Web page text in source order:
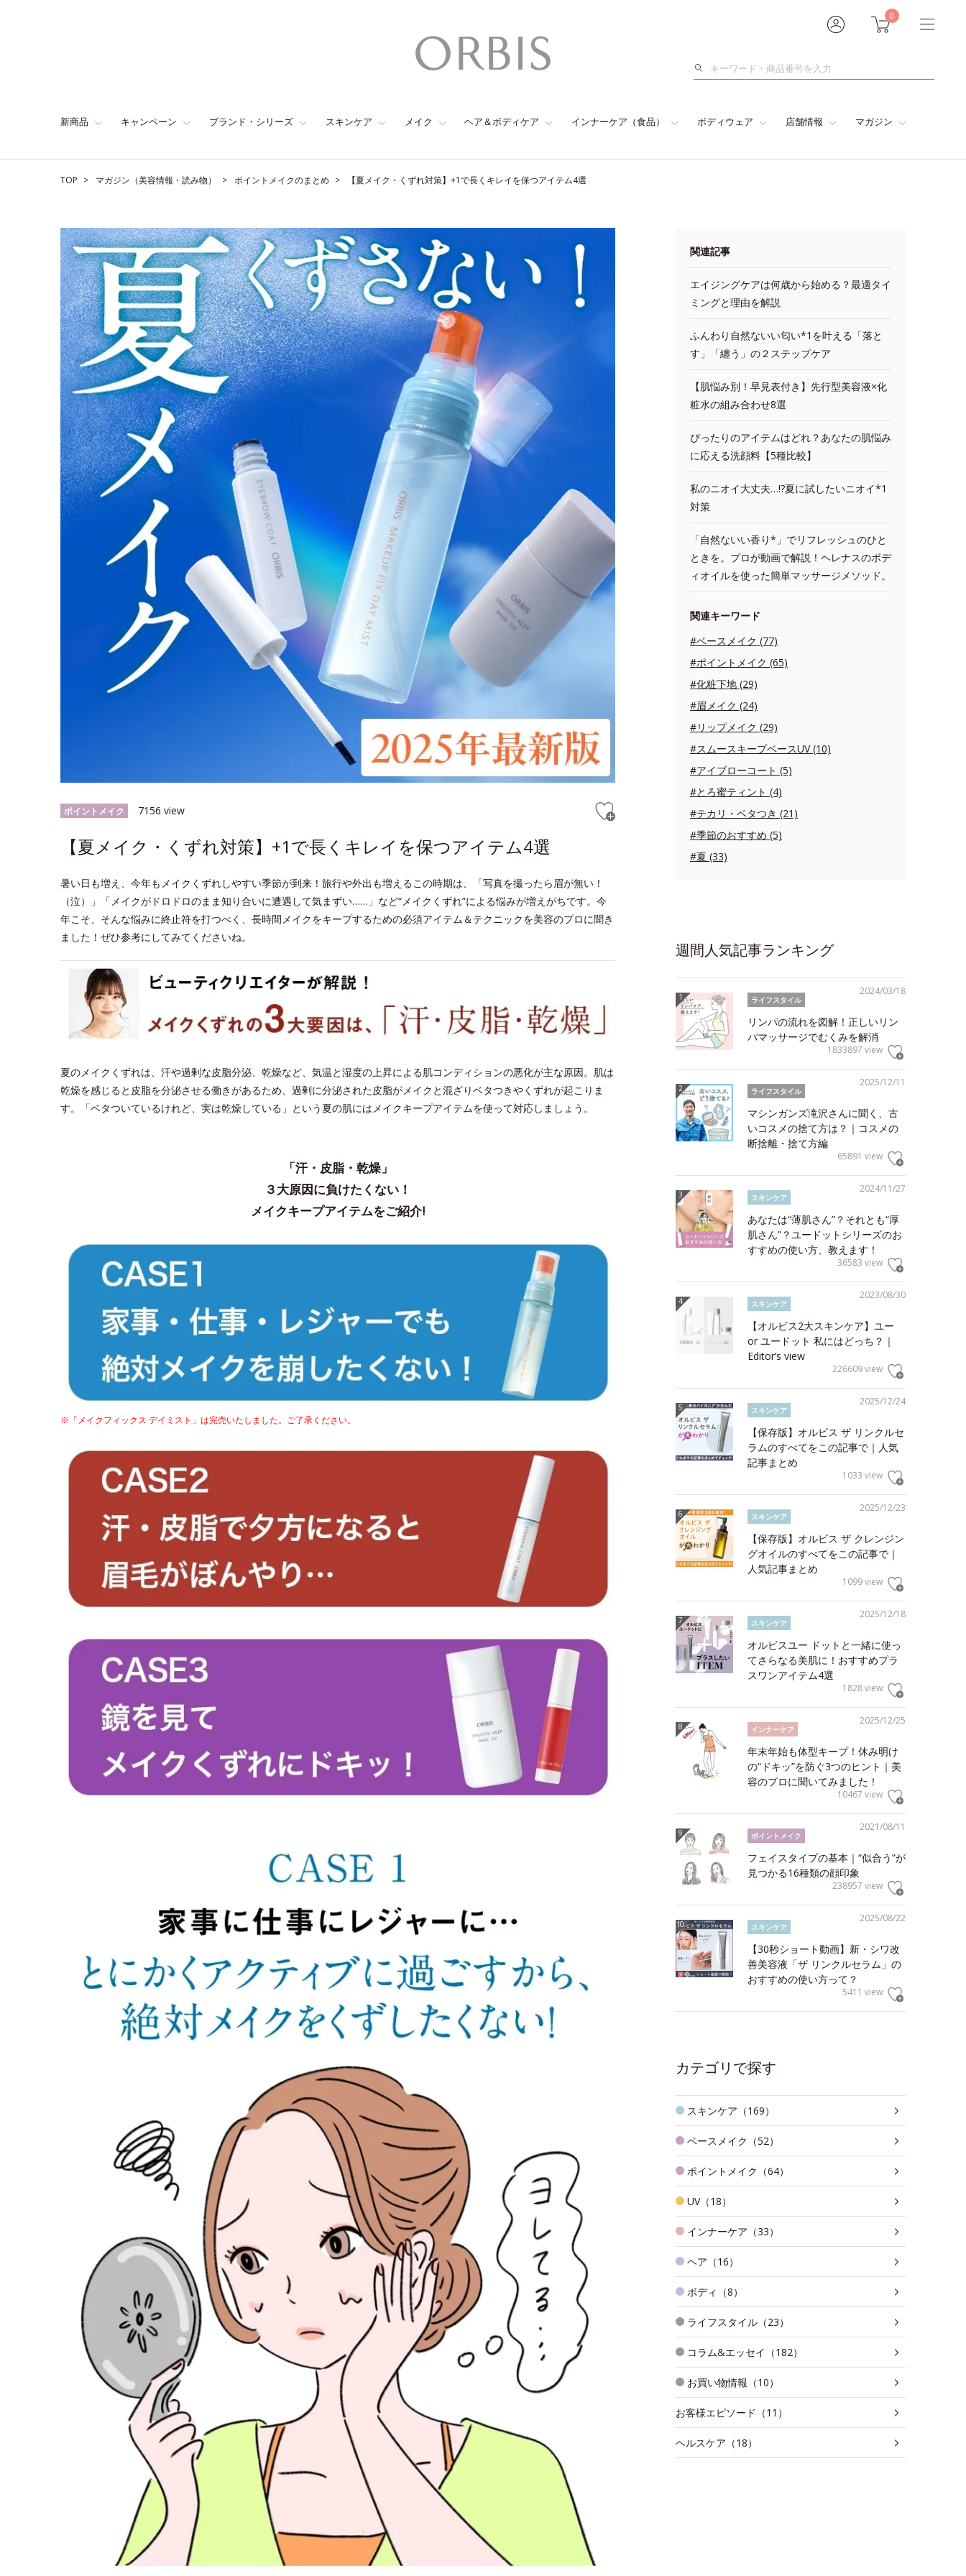
0
検
新商品 キャンペーン ブランド・シリーズ スキンケア メイク ヘア＆ボディケア インナーケア（食品） ボディウェア 店舗情報 マガジン
TOP マガジン（美容情報・読み物） ポイントメイクのまとめ 【夏メイク・くずれ対策】+1で長くキレイを保つアイテム4選
ポイントメイク 7156 view
【夏メイク・くずれ対策】+1で長くキレイを保つアイテム4選
暑い日も増え、今年もメイクくずれしやすい季節が到来！旅行や外出も増えるこの時期は、「写真を撮ったら眉が無い！
（泣）」「メイクがドロドロのまま知り合いに遭遇して気まずい……」など“メイクくずれ”による悩みが増えがちです。今
年こそ、そんな悩みに終止符を打つべく、長時間メイクをキープするための必須アイテム＆テクニックを美容のプロに聞き
ました！ぜひ参考にしてみてくださいね。
夏のメイクくずれは、汗や過剰な皮脂分泌、乾燥など、気温と湿度の上昇による肌コンディションの悪化が主な原因。肌は
乾燥を感じると皮脂を分泌させる働きがあるため、過剰に分泌された皮脂がメイクと混ざりベタつきやくずれが起こりま
す。「ベタついているけれど、実は乾燥している」という夏の肌にはメイクキープアイテムを使って対応しましょう。
「汗・皮脂・乾燥」
３大原因に負けたくない！
メイクキープアイテムをご紹介!
※「メイクフィックス デイミスト」は完売いたしました。ご了承ください。
関連記事
エイジングケアは何歳から始める？最適タイ
ミングと理由を解説
ふんわり自然ないい匂い*1を叶える「落と
す」「纏う」の２ステップケア
【肌悩み別！早見表付き】先行型美容液×化
粧水の組み合わせ8選
ぴったりのアイテムはどれ？あなたの肌悩み
に応える洗顔料【5種比較】
私のニオイ大丈夫…!?夏に試したいニオイ*1
対策
「自然ないい香り*」でリフレッシュのひと
ときを。プロが動画で解説！ヘレナスのボデ
ィオイルを使った簡単マッサージメソッド。
関連キーワード
#ベースメイク (77)
#ポイントメイク (65)
#化粧下地 (29)
#眉メイク (24)
#リップメイク (29)
#スムースキープベースUV (10)
#アイブローコート (5)
#とろ蜜ティント (4)
#テカリ・ベタつき (21)
#季節のおすすめ (5)
#夏 (33)
週間人気記事ランキング
2024/03/18
ライフスタイル
リンパの流れを図解！正しいリン
パマッサージでむくみを解消
1833897 view
2025/12/11
ライフスタイル
マシンガンズ滝沢さんに聞く、古
いコスメの捨て方は？｜コスメの
断捨離・捨て方編
65891 view
2024/11/27
スキンケア
あなたは“薄肌さん”？それとも“厚
肌さん”？ユードットシリーズのお
すすめの使い方、教えます！
36583 view
2023/08/30
スキンケア
【オルビス2大スキンケア】ユー
or ユードット 私にはどっち？｜
Editor’s view
226609 view
2025/12/24
スキンケア
【保存版】オルビス ザ リンクルセ
ラムのすべてをこの記事で｜人気
記事まとめ
1033 view
2025/12/23
スキンケア
【保存版】オルビス ザ クレンジン
グオイルのすべてをこの記事で｜
人気記事まとめ
1099 view
2025/12/18
スキンケア
オルビスユー ドットと一緒に使っ
てさらなる美肌に！おすすめプラ
スワンアイテム4選
1828 view
2025/12/25
インナーケア
年末年始も体型キープ！休み明け
の“ドキッ”を防ぐ3つのヒント｜美
容のプロに聞いてみました！
10467 view
2021/08/11
ポイントメイク
フェイスタイプの基本｜“似合う”が
見つかる16種類の顔印象
238957 view
2025/08/22
スキンケア
【30秒ショート動画】新・シワ改
善美容液「ザ リンクルセラム」の
おすすめの使い方って？
5411 view
カテゴリで探す
スキンケア（169）
ベースメイク（52）
ポイントメイク（64）
UV（18）
インナーケア（33）
ヘア（16）
ボディ（8）
ライフスタイル（23）
コラム&エッセイ（182）
お買い物情報（10）
お客様エピソード（11）
ヘルスケア（18）